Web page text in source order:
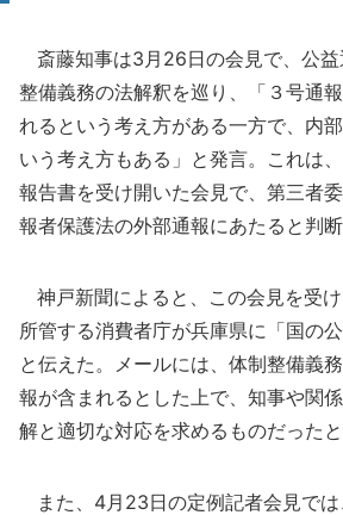
斎藤知事は3月26日の会見で、公益
整備義務の法解釈を巡り、「３号通
れるという考え方がある一方で、内
いう考え方もある」と発言。これは
報告書を受け開いた会見で、第三者
報者保護法の外部通報にあたると判断
神戸新聞によると、この会見を受
所管する消費者庁が兵庫県に「国の
と伝えた。メールには、体制整備義
報が含まれるとした上で、知事や関
解と適切な対応を求めるものだったと
また、4月23日の定例記者会見では